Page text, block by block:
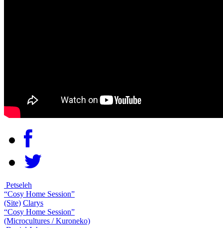
Petseleh
“Cosy Home Session”
(Site) Clarys
“Cosy Home Session”
(Microcultures / Kuroneko)